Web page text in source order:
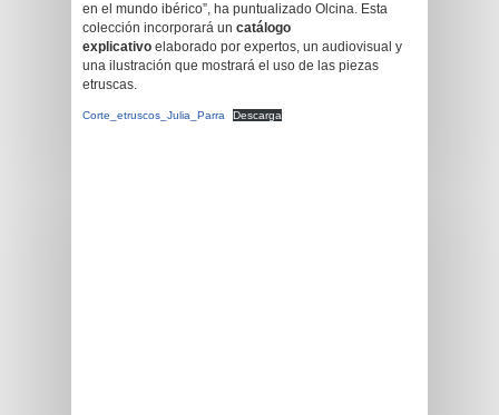
en el mundo ibérico”, ha puntualizado Olcina. Esta
colección incorporará un catálogo
explicativo elaborado por expertos, un audiovisual y
una ilustración que mostrará el uso de las piezas
etruscas.
Corte_etruscos_Julia_Parra Descarga